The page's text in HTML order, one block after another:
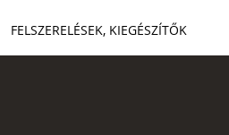
FELSZERELÉSEK, KIEGÉSZÍTŐK